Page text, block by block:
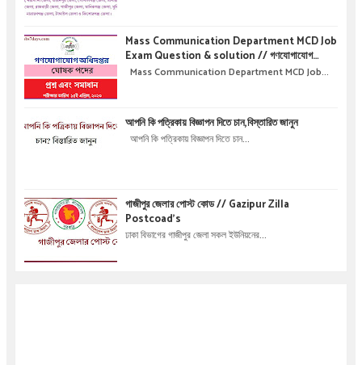
Mass Communication Department MCD Job
Exam Question & solution // গণযোগাযোগ
অধিদপ্তরে নিয়োগ পরীক্ষার প্রশ্ন এবং সমাধান
Mass Communication Department MCD Job...
আপনি কি পত্রিকায় বিজ্ঞাপন দিতে চান,বিস্তারিত জানুন
আপনি কি পত্রিকায় বিজ্ঞাপন দিতে চান...
গাজীপুর জেলার পোস্ট কোড // Gazipur Zilla
Postcoad's
ঢাকা বিভাগের গাজীপুর জেলা সকল ইউনিয়নের...